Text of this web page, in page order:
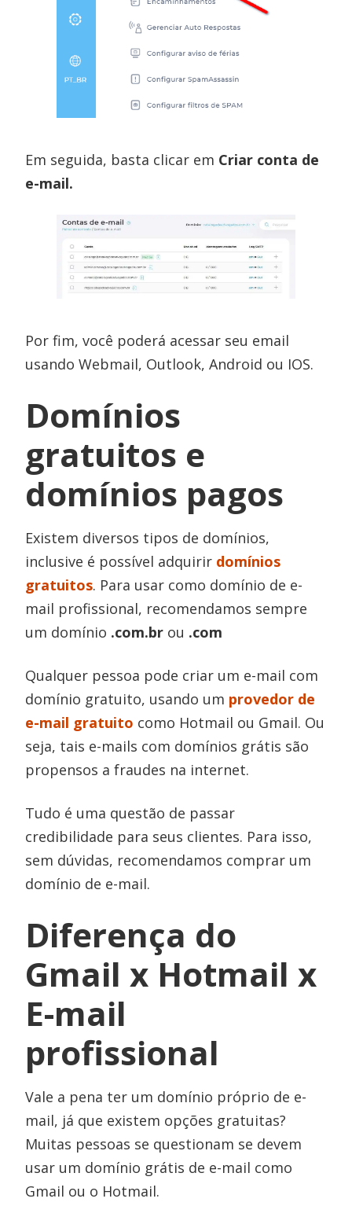
Em seguida, basta clicar em Criar conta de
e-mail.
Por fim, você poderá acessar seu email
usando Webmail, Outlook, Android ou IOS.
Domínios
gratuitos e
domínios pagos
Existem diversos tipos de domínios,
inclusive é possível adquirir domínios
gratuitos. Para usar como domínio de e-
mail profissional, recomendamos sempre
um domínio .com.br ou .com
Qualquer pessoa pode criar um e-mail com
domínio gratuito, usando um provedor de
e-mail gratuito como Hotmail ou Gmail. Ou
seja, tais e-mails com domínios grátis são
propensos a fraudes na internet.
Tudo é uma questão de passar
credibilidade para seus clientes. Para isso,
sem dúvidas, recomendamos comprar um
domínio de e-mail.
Diferença do
Gmail x Hotmail x
E-mail
profissional
Vale a pena ter um domínio próprio de e-
mail, já que existem opções gratuitas?
Muitas pessoas se questionam se devem
usar um domínio grátis de e-mail como
Gmail ou o Hotmail.